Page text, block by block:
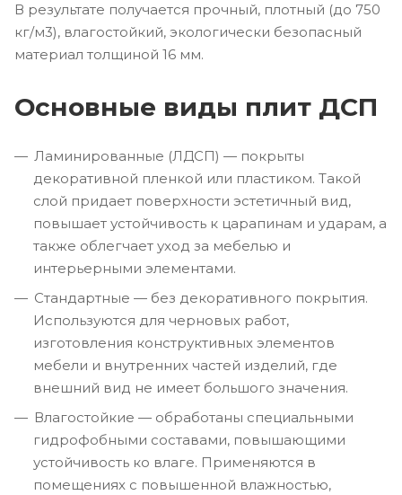
В результате получается прочный, плотный (до 750
кг/м3), влагостойкий, экологически безопасный
материал толщиной 16 мм.
Основные виды плит ДСП
Ламинированные (ЛДСП) — покрыты
декоративной пленкой или пластиком. Такой
слой придает поверхности эстетичный вид,
повышает устойчивость к царапинам и ударам, а
также облегчает уход за мебелью и
интерьерными элементами.
Стандартные — без декоративного покрытия.
Используются для черновых работ,
изготовления конструктивных элементов
мебели и внутренних частей изделий, где
внешний вид не имеет большого значения.
Влагостойкие — обработаны специальными
гидрофобными составами, повышающими
устойчивость ко влаге. Применяются в
помещениях с повышенной влажностью,